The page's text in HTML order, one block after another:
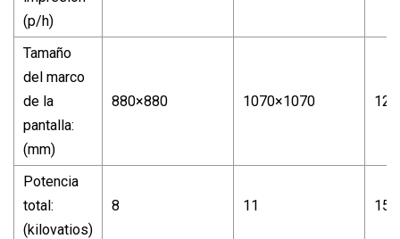
(p/h)
Tamaño
del marco
de la
pantalla:
(mm)
880×880 1070×1070
Potencia
total:
(kilovatios)
8 11 15